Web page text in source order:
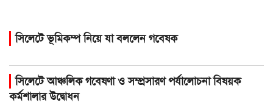
সিলেটে ভূমিকম্প নিয়ে যা বললেন গবেষক
সিলেটে আঞ্চলিক গবেষণা ও সম্প্রসারণ পর্যালোচনা বিষয়ক
কর্মশালার উদ্বোধন